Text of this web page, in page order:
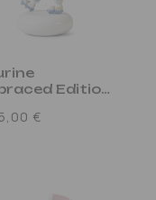
Edition
€